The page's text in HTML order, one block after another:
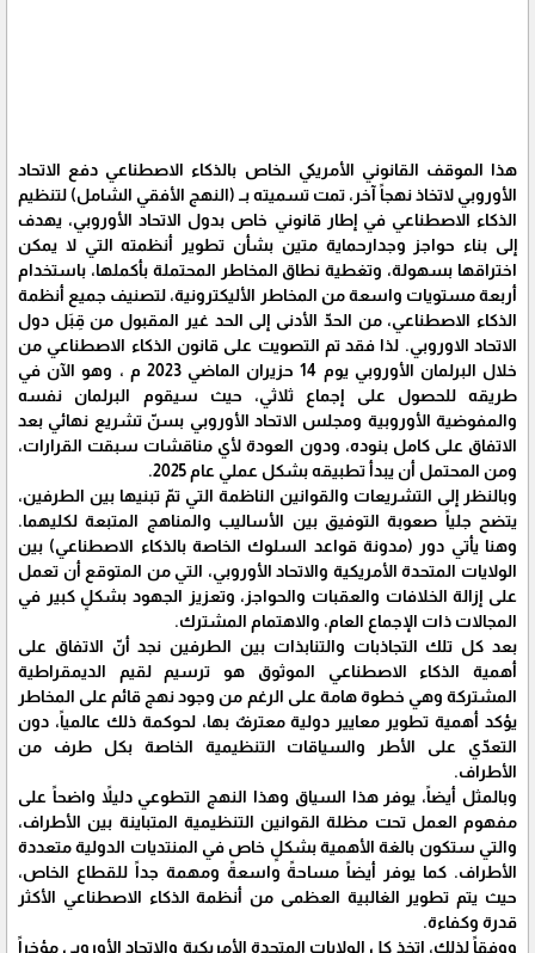
هذا الموقف القانوني الأمريكي الخاص بالذكاء الاصطناعي دفع الاتحاد
الأوروبي لاتخاذ نهجاً آخر، تمت تسميته بــ (النهج الأفقي الشامل) لتنظيم
الذكاء الاصطناعي في إطار قانوني خاص بدول الاتحاد الأوروبي، يهدف
إلى بناء حواجز وجدارحماية متين بشأن تطوير أنظمته التي لا يمكن
اختراقها بسهولة، وتغطية نطاق المخاطر المحتملة بأكملها، باستخدام
أربعة مستويات واسعة من المخاطر الأليكترونية، لتصنيف جميع أنظمة
الذكاء الاصطناعي، من الحدّ الأدنى إلى الحد غير المقبول من قِبَل دول
الاتحاد الاوروبي. لذا فقد تم التصويت على قانون الذكاء الاصطناعي من
خلال البرلمان الأوروبي يوم 14 حزيران الماضي 2023 م ، وهو الآن في
طريقه للحصول على إجماع ثلاثي، حيث سيقوم البرلمان نفسه
والمفوضية الأوروبية ومجلس الاتحاد الأوروبي بسنّ تشريع نهائي بعد
الاتفاق على كامل بنوده، ودون العودة لأي مناقشات سبقت القرارات،
ومن المحتمل أن يبدأ تطبيقه بشكل عملي عام 2025.
وبالنظر إلى التشريعات والقوانين الناظمة التي تمّ تبنيها بين الطرفين،
يتضح جلياً صعوبة التوفيق بين الأساليب والمناهج المتبعة لكليهما.
وهنا يأتي دور (مدونة قواعد السلوك الخاصة بالذكاء الاصطناعي) بين
الولايات المتحدة الأمريكية والاتحاد الأوروبي، التي من المتوقع أن تعمل
على إزالة الخلافات والعقبات والحواجز، وتعزيز الجهود بشكلٍ كبير في
المجالات ذات الإجماع العام، والاهتمام المشترك.
بعد كل تلك التجاذبات والتنابذات بين الطرفين نجد أنّ الاتفاق على
أهمية الذكاء الاصطناعي الموثوق هو ترسيم لقيم الديمقراطية
المشتركة وهي خطوة هامة على الرغم من وجود نهج قائم على المخاطر
يؤكد أهمية تطوير معايير دولية معترفٌ بها، لحوكمة ذلك عالمياً، دون
التعدّي على الأطر والسياقات التنظيمية الخاصة بكل طرف من
الأطراف.
وبالمثل أيضاً، يوفر هذا السياق وهذا النهج التطوعي دليلاً واضحاً على
مفهوم العمل تحت مظلة القوانين التنظيمية المتباينة بين الأطراف،
والتي ستكون بالغة الأهمية بشكلٍ خاص في المنتديات الدولية متعددة
الأطراف. كما يوفر أيضاً مساحةً واسعةً ومهمة جداً للقطاع الخاص،
حيث يتم تطوير الغالبية العظمى من أنظمة الذكاء الاصطناعي الأكثر
قدرة وكفاءة.
ووفقاً لذلك، اتخذ كل الولايات المتحدة الأمريكية والاتحاد الأوروبي مؤخراً